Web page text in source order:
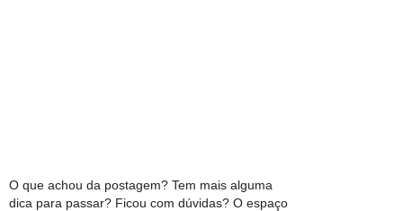
O que achou da postagem? Tem mais alguma
dica para passar? Ficou com dúvidas? O espaço